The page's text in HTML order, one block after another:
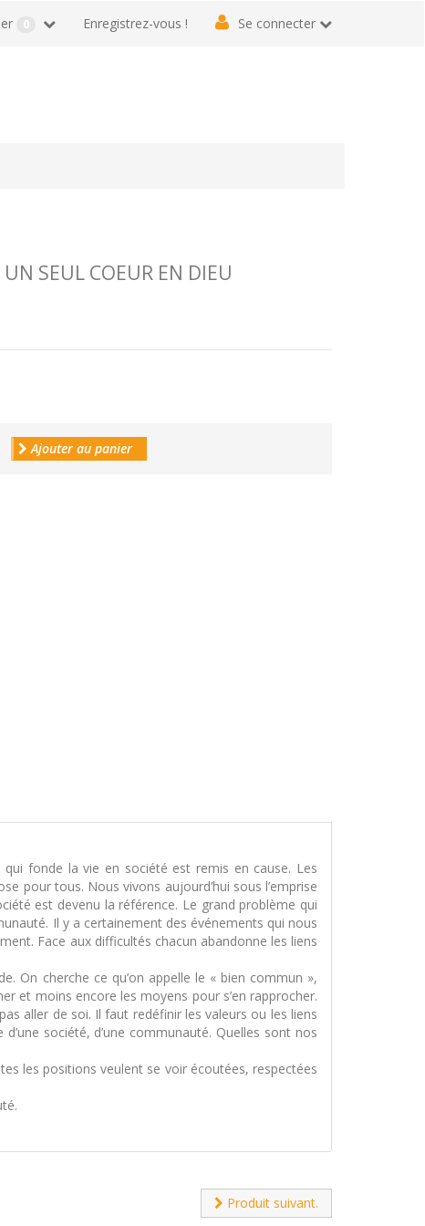
Enregistrez-vous ! Se connecter
0
SEUL COEUR EN DIEU
Ajouter au panier
fonde la vie en société est remis en cause. Les
pour tous. Nous vivons aujourd’hui sous l’emprise
est devenu la référence. Le grand problème qui
Il y a certainement des événements qui nous
Face aux difficultés chacun abandonne les liens
On cherche ce qu’on appelle le « bien commun »,
et moins encore les moyens pour s’en rapprocher.
aller de soi. Il faut redéfinir les valeurs ou les liens
société, d’une communauté. Quelles sont nos
les positions veulent se voir écoutées, respectées
Produit suivant.